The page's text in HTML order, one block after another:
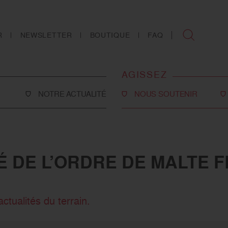
NEWSLETTER BOUTIQUE FAQ
social
NOTRE ACTUALITÉ
AGISSEZ
NOUS SOUTENIR
Devenir partenaire
DE L’ORDRE DE MALTE
du terrain.